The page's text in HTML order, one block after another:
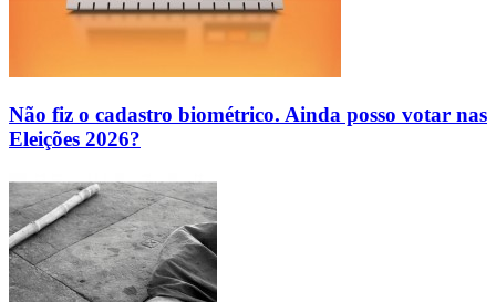
Não fiz o cadastro biométrico. Ainda posso votar nas
Eleições 2026?